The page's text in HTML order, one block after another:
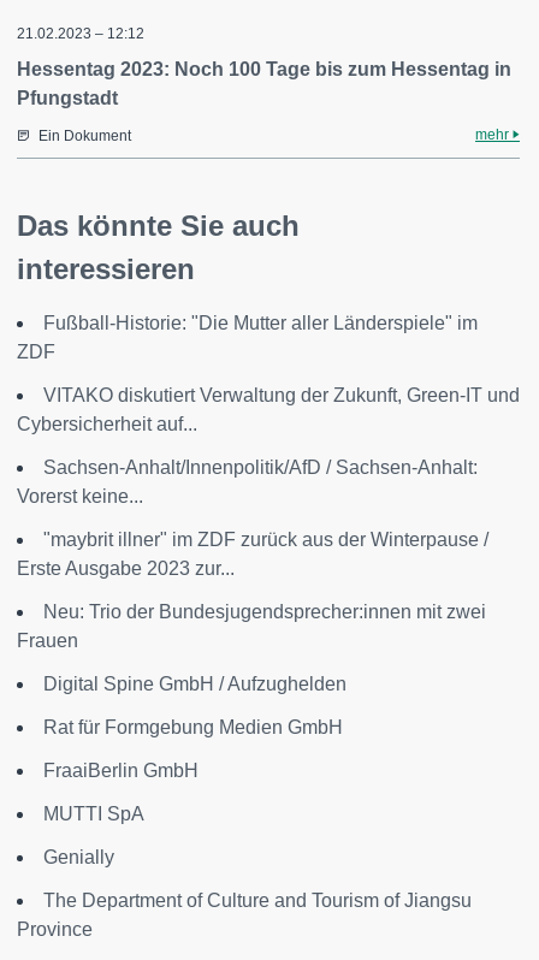
21.02.2023 – 12:12
Hessentag 2023: Noch 100 Tage bis zum Hessentag in
Pfungstadt
Ein Dokument mehr
Das könnte Sie auch
interessieren
Fußball-Historie: "Die Mutter aller Länderspiele" im
ZDF
VITAKO diskutiert Verwaltung der Zukunft, Green-IT und
Cybersicherheit auf...
Sachsen-Anhalt/Innenpolitik/AfD / Sachsen-Anhalt:
Vorerst keine...
"maybrit illner" im ZDF zurück aus der Winterpause /
Erste Ausgabe 2023 zur...
Neu: Trio der Bundesjugendsprecher:innen mit zwei
Frauen
Digital Spine GmbH / Aufzughelden
Rat für Formgebung Medien GmbH
FraaiBerlin GmbH
MUTTI SpA
Genially
The Department of Culture and Tourism of Jiangsu
Province